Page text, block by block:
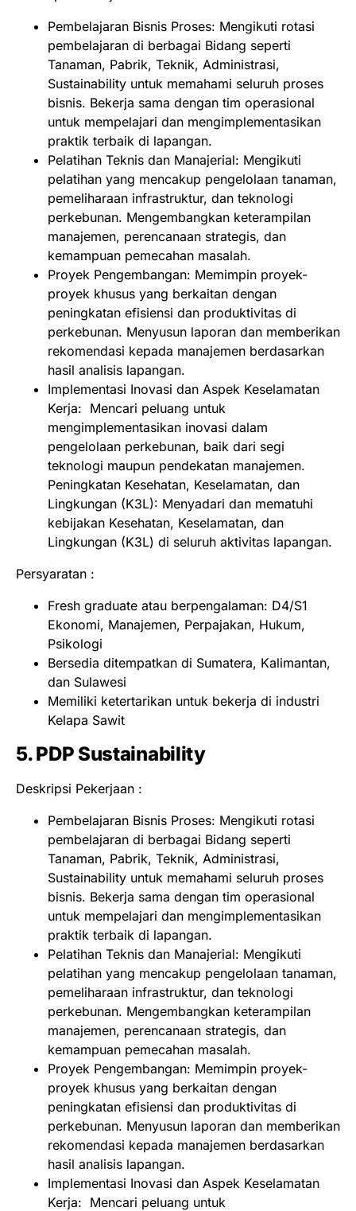
Pembelajaran Bisnis Proses: Mengikuti rotasi
pembelajaran di berbagai Bidang seperti
Tanaman, Pabrik, Teknik, Administrasi,
Sustainability untuk memahami seluruh proses
bisnis. Bekerja sama dengan tim operasional
untuk mempelajari dan mengimplementasikan
praktik terbaik di lapangan.
Pelatihan Teknis dan Manajerial: Mengikuti
pelatihan yang mencakup pengelolaan tanaman,
pemeliharaan infrastruktur, dan teknologi
perkebunan. Mengembangkan keterampilan
manajemen, perencanaan strategis, dan
kemampuan pemecahan masalah.
Proyek Pengembangan: Memimpin proyek-
proyek khusus yang berkaitan dengan
peningkatan efisiensi dan produktivitas di
perkebunan. Menyusun laporan dan memberikan
rekomendasi kepada manajemen berdasarkan
hasil analisis lapangan.
Implementasi Inovasi dan Aspek Keselamatan
Kerja: Mencari peluang untuk
mengimplementasikan inovasi dalam
pengelolaan perkebunan, baik dari segi
teknologi maupun pendekatan manajemen.
Peningkatan Kesehatan, Keselamatan, dan
Lingkungan (K3L): Menyadari dan mematuhi
kebijakan Kesehatan, Keselamatan, dan
Lingkungan (K3L) di seluruh aktivitas lapangan.
Persyaratan :
Fresh graduate atau berpengalaman: D4/S1
Ekonomi, Manajemen, Perpajakan, Hukum,
Psikologi
Bersedia ditempatkan di Sumatera, Kalimantan,
dan Sulawesi
Memiliki ketertarikan untuk bekerja di industri
Kelapa Sawit
5. PDP Sustainability
Deskripsi Pekerjaan :
Pembelajaran Bisnis Proses: Mengikuti rotasi
pembelajaran di berbagai Bidang seperti
Tanaman, Pabrik, Teknik, Administrasi,
Sustainability untuk memahami seluruh proses
bisnis. Bekerja sama dengan tim operasional
untuk mempelajari dan mengimplementasikan
praktik terbaik di lapangan.
Pelatihan Teknis dan Manajerial: Mengikuti
pelatihan yang mencakup pengelolaan tanaman,
pemeliharaan infrastruktur, dan teknologi
perkebunan. Mengembangkan keterampilan
manajemen, perencanaan strategis, dan
kemampuan pemecahan masalah.
Proyek Pengembangan: Memimpin proyek-
proyek khusus yang berkaitan dengan
peningkatan efisiensi dan produktivitas di
perkebunan. Menyusun laporan dan memberikan
rekomendasi kepada manajemen berdasarkan
hasil analisis lapangan.
Implementasi Inovasi dan Aspek Keselamatan
Kerja: Mencari peluang untuk